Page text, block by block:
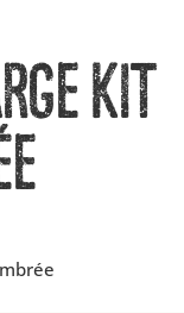
KIT